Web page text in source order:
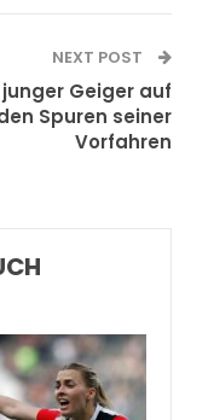
NEXT POST
junger Geiger auf
Spuren seiner
Vorfahren